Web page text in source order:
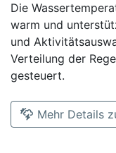
Die
warm und
und
Verteilung der
gesteuert.
Mehr Details